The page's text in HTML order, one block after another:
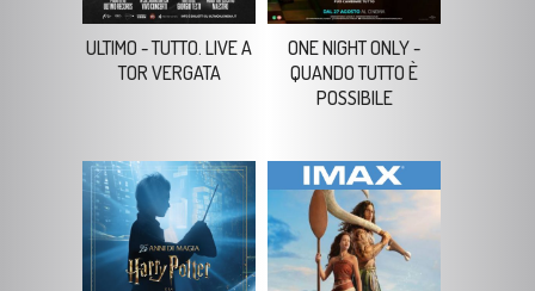
TOR VERGATA
QUANDO TUTTO È
POSSIBILE